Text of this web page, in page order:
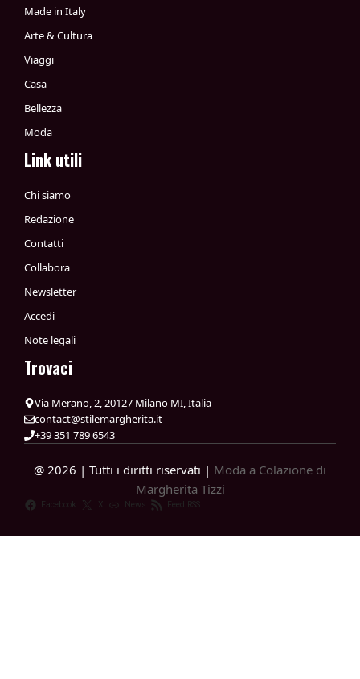
Made in Italy
Arte & Cultura
Viaggi
Casa
Bellezza
Moda
Link utili
Chi siamo
Redazione
Contatti
Collabora
Newsletter
Accedi
Note legali
Trovaci
Via Merano, 2, 20127 Milano MI, Italia
contact@stilemargherita.it
+39 351 789 6543
@ 2026 | Tutti i diritti riservati | Moda a Colazione di
Margherita Tizzi
Facebook X News Feed RSS